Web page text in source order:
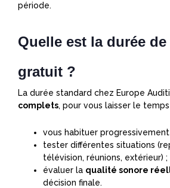
période.
Quelle est la durée de
gratuit ?
La durée standard chez Europe
complets, pour vous laisser le
vous habituer progressivement
tester différentes situations
télévision, réunions, extérieur) ;
évaluer la qualité sonore
décision finale.